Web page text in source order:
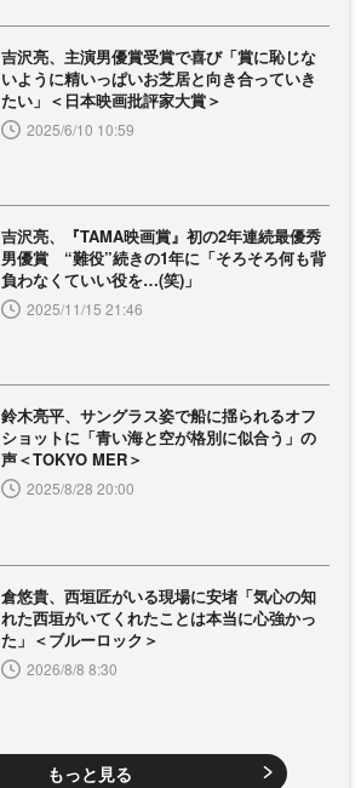
吉沢亮、主演男優賞受賞で喜び「賞に恥じな
いように精いっぱいお芝居と向き合っていき
たい」＜日本映画批評家大賞＞
2025/6/10 10:59
吉沢亮、『TAMA映画賞』初の2年連続最優秀
男優賞 “難役”続きの1年に「そろそろ何も背
負わなくていい役を…(笑)」
2025/11/15 21:46
鈴木亮平、サングラス姿で船に揺られるオフ
ショットに「青い海と空が格別に似合う」の
声＜TOKYO MER＞
2025/8/28 20:00
倉悠貴、西垣匠がいる現場に安堵「気心の知
れた西垣がいてくれたことは本当に心強かっ
た」＜ブルーロック＞
2026/8/8 8:30
もっと見る